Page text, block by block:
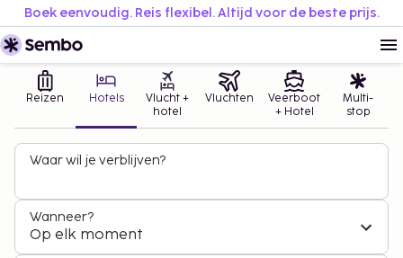
Boek eenvoudig. Reis flexibel. Altijd voor de beste prijs.
Reizen Hotels
Vlucht +
hotel
Vluchten
Veerboot
+ Hotel
Multi-
stop
Waar wil je verblijven?
Wanneer?
Op elk moment